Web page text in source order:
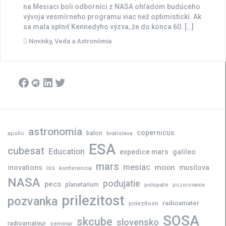
na Mesiaci boli odborníci z NASA ohľadom budúceho
vývoja vesmírneho programu viac než optimistickí. Ak
sa mala splniť Kennedyho výzva, že do konca 60. […]
Novinky, Veda a Astronómia
Facebook
Meetup
LinkedIn
Twitter
apollo astronomia balon bratislava copernicus
cubesat Education ESA expedice mars
galileo
inovations iss konferencia mars mesiac moon musilova
NASA pecs planetarium podujatie polopate pozorovanie
pozvanka prilezitost prilezitosti radioamater
radioamateur seminar skcube slovensko SOSA